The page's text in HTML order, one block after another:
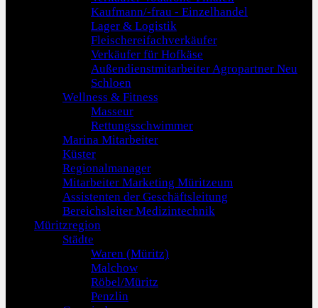
Kaufmann/-frau - Einzelhandel
Lager & Logistik
Fleischereifachverkäufer
Verkäufer für Hofkäse
Außendienstmitarbeiter Agropartner Neu
Schloen
Wellness & Fitness
Masseur
Rettungsschwimmer
Marina Mitarbeiter
Küster
Regionalmanager
Mitarbeiter Marketing Müritzeum
Assistenten der Geschäftsleitung
Bereichsleiter Medizintechnik
Müritzregion
Städte
Waren (Müritz)
Malchow
Röbel/Müritz
Penzlin